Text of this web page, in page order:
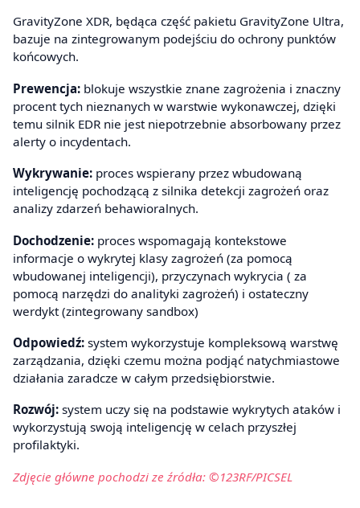
GravityZone XDR, będąca część pakietu GravityZone Ultra,
bazuje na zintegrowanym podejściu do ochrony punktów
końcowych.
Prewencja: blokuje wszystkie znane zagrożenia i znaczny
procent tych nieznanych w warstwie wykonawczej, dzięki
temu silnik EDR nie jest niepotrzebnie absorbowany przez
alerty o incydentach.
Wykrywanie: proces wspierany przez wbudowaną
inteligencję pochodzącą z silnika detekcji zagrożeń oraz
analizy zdarzeń behawioralnych.
Dochodzenie: proces wspomagają kontekstowe
informacje o wykrytej klasy zagrożeń (za pomocą
wbudowanej inteligencji), przyczynach wykrycia ( za
pomocą narzędzi do analityki zagrożeń) i ostateczny
werdykt (zintegrowany sandbox)
Odpowiedź: system wykorzystuje kompleksową warstwę
zarządzania, dzięki czemu można podjąć natychmiastowe
działania zaradcze w całym przedsiębiorstwie.
Rozwój: system uczy się na podstawie wykrytych ataków i
wykorzystują swoją inteligencję w celach przyszłej
profilaktyki.
Zdjęcie główne pochodzi ze źródła: ©123RF/PICSEL